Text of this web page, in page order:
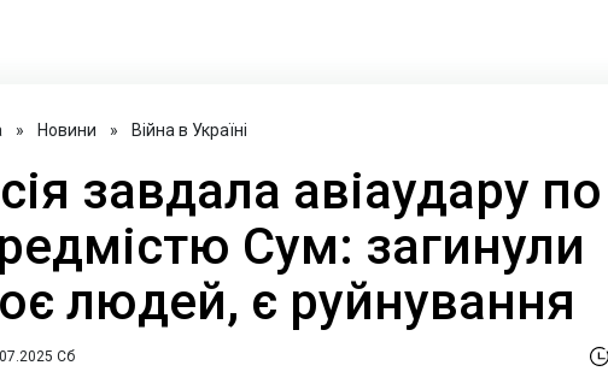
» Новини » Війна в Україні
завдала авіаудару по
Сум: загинули
людей, є руйнування
Сб